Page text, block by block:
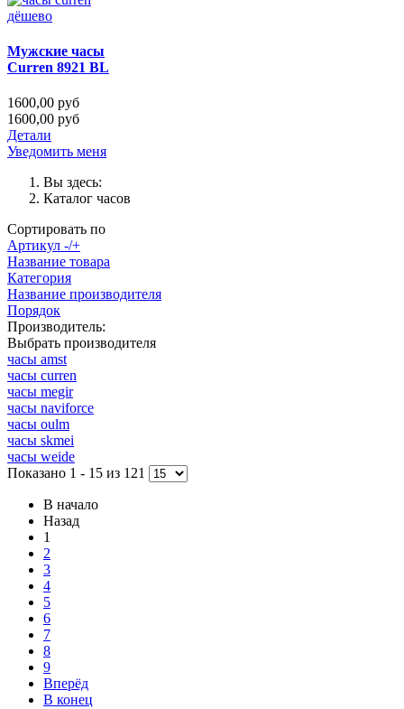
Мужские часы
Curren 8921 BL
1600,00 руб
1600,00 руб
Детали
Уведомить меня
Вы здесь:
Каталог часов
Сортировать по
Артикул -/+
Название товара
Категория
Название производителя
Порядок
Производитель:
Выбрать производителя
часы amst
часы curren
часы megir
часы naviforce
часы oulm
часы skmei
часы weide
Показано 1 - 15 из 121
В начало
Назад
1
2
3
4
5
6
7
8
9
Вперёд
В конец